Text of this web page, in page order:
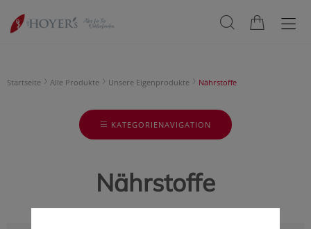
Startseite Alle Produkte Unsere Eigenprodukte Nährstoffe
KATEGORIENAVIGATION
Nährstoffe